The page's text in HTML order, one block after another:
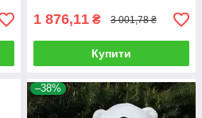
1 876,11 ₴ 3 001,78 ₴
Купити
–38%